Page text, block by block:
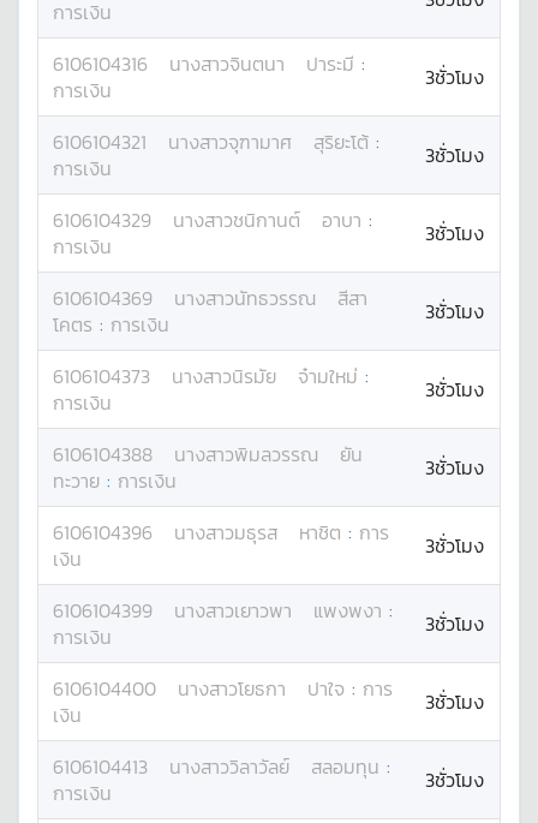
การเงิน
6106104316 นางสาวจินตนา ปาระมี :
การเงิน
3ชั่วโมง
6106104321 นางสาวจุฑามาศ สุริยะโต้ :
การเงิน
3ชั่วโมง
6106104329 นางสาวชนิกานต์ อาบา :
การเงิน
3ชั่วโมง
6106104369 นางสาวนัทธวรรณ
สีสา
โคตร : การเงิน 3ชั่วโมง
6106104373 นางสาวนิรมัย จ๋ามใหม่ :
การเงิน
3ชั่วโมง
6106104388 นางสาวพิมลวรรณ
ยัน
ทะวาย : การเงิน 3ชั่วโมง
6106104396 นางสาวมธุรส หาชิต : การ
เงิน
3ชั่วโมง
6106104399 นางสาวเยาวพา แพงพงา :
การเงิน
3ชั่วโมง
6106104400 นางสาวโยธกา ปาใจ : การ
เงิน
3ชั่วโมง
6106104413 นางสาววิลาวัลย์ สลอมทุน :
การเงิน
3ชั่วโมง